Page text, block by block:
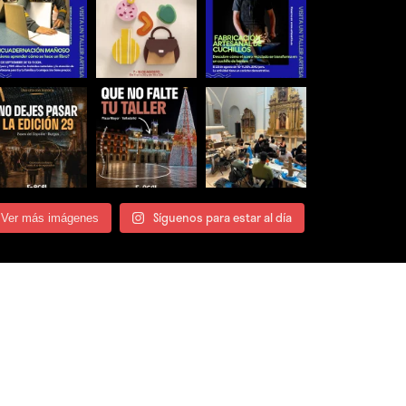
Ver más imágenes Síguenos para estar al día